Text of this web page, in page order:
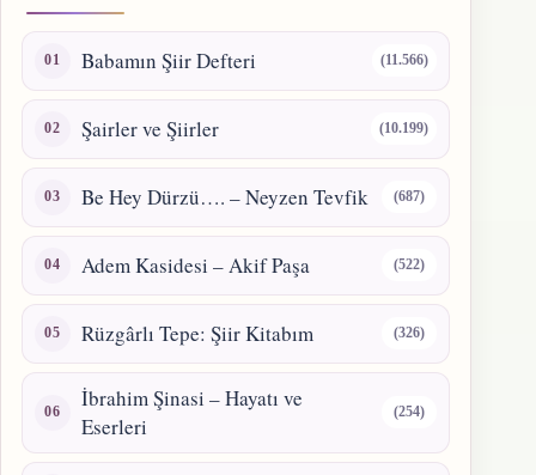
Babamın Şiir Defteri (11.566)
Şairler ve Şiirler (10.199)
Be Hey Dürzü…. – Neyzen Tevfik (687)
Adem Kasidesi – Akif Paşa (522)
Rüzgârlı Tepe: Şiir Kitabım (326)
İbrahim Şinasi – Hayatı ve
Eserleri
(254)